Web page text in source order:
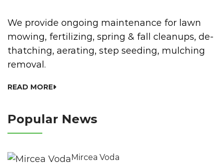
We provide ongoing maintenance for lawn
mowing, fertilizing, spring & fall cleanups, de-
thatching, aerating, step seeding, mulching
removal.
READ MORE
Popular News
Mircea Voda